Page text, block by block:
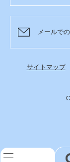
メールで
サイトマップ